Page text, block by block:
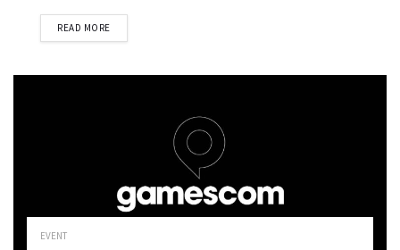
READ MOREDETAILS
EVENT